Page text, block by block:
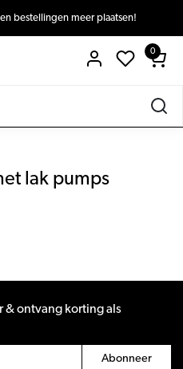
bestellingen meer plaatsen!
0
lak pumps
& ontvang korting als
Abonneer